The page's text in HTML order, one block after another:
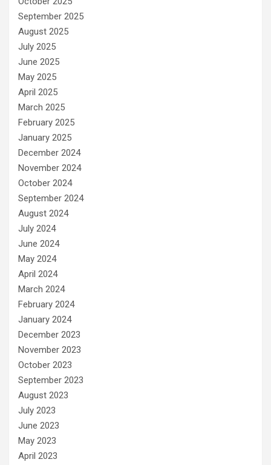
September 2025
August 2025
July 2025
June 2025
May 2025
April 2025
March 2025
February 2025
January 2025
December 2024
November 2024
October 2024
September 2024
August 2024
July 2024
June 2024
May 2024
April 2024
March 2024
February 2024
January 2024
December 2023
November 2023
October 2023
September 2023
August 2023
July 2023
June 2023
May 2023
April 2023